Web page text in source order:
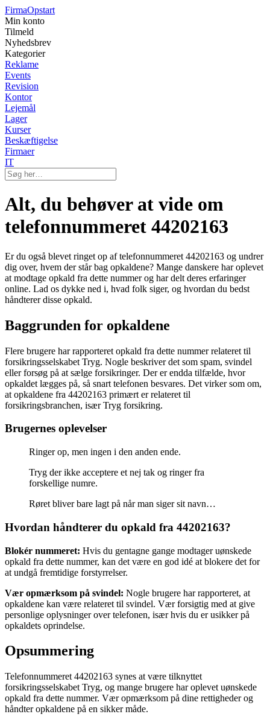
FirmaOpstart
Min konto
Tilmeld
Nyhedsbrev
Kategorier
Reklame
Events
Revision
Kontor
Lejemål
Lager
Kurser
Beskæftigelse
Firmaer
IT
Alt, du behøver at vide om
telefonnummeret 44202163
Er du også blevet ringet op af telefonnummeret 44202163 og undrer
dig over, hvem der står bag opkaldene? Mange danskere har oplevet
at modtage opkald fra dette nummer og har delt deres erfaringer
online. Lad os dykke ned i, hvad folk siger, og hvordan du bedst
håndterer disse opkald.
Baggrunden for opkaldene
Flere brugere har rapporteret opkald fra dette nummer relateret til
forsikringsselskabet Tryg. Nogle beskriver det som spam, svindel
eller forsøg på at sælge forsikringer. Der er endda tilfælde, hvor
opkaldet lægges på, så snart telefonen besvares. Det virker som om,
at opkaldene fra 44202163 primært er relateret til
forsikringsbranchen, især Tryg forsikring.
Brugernes oplevelser
Ringer op, men ingen i den anden ende.
Tryg der ikke acceptere et nej tak og ringer fra
forskellige numre.
Røret bliver bare lagt på når man siger sit navn…
Hvordan håndterer du opkald fra 44202163?
Blokér nummeret: Hvis du gentagne gange modtager uønskede
opkald fra dette nummer, kan det være en god idé at blokere det for
at undgå fremtidige forstyrrelser.
Vær opmærksom på svindel: Nogle brugere har rapporteret, at
opkaldene kan være relateret til svindel. Vær forsigtig med at give
personlige oplysninger over telefonen, især hvis du er usikker på
opkaldets oprindelse.
Opsummering
Telefonnummeret 44202163 synes at være tilknyttet
forsikringsselskabet Tryg, og mange brugere har oplevet uønskede
opkald fra dette nummer. Vær opmærksom på dine rettigheder og
håndter opkaldene på en sikker måde.